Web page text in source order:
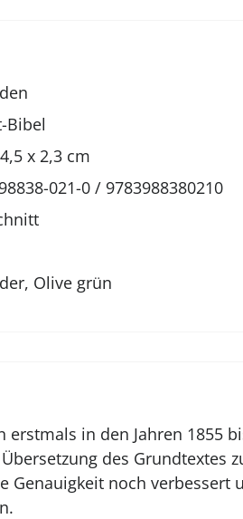
Bibel
x 2,3 cm
021-0 / 9783988380210
Olive grün
erstmals in den Jahren 1855
des Grundtextes
Genauigkeit noch